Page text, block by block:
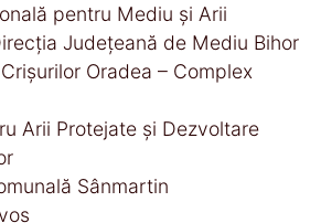
pentru Mediu și Arii
Județeană de Mediu Bihor
Oradea – Complex
Arii Protejate și Dezvoltare
Sânmartin